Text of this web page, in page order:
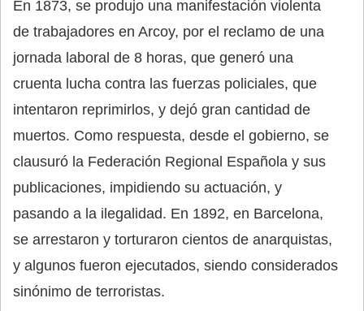
En 1873, se produjo una manifestación violenta
de trabajadores en Arcoy, por el reclamo de una
jornada laboral de 8 horas, que generó una
cruenta lucha contra las fuerzas policiales, que
intentaron reprimirlos, y dejó gran cantidad de
muertos. Como respuesta, desde el gobierno, se
clausuró la Federación Regional Española y sus
publicaciones, impidiendo su actuación, y
pasando a la ilegalidad. En 1892, en Barcelona,
se arrestaron y torturaron cientos de anarquistas,
y algunos fueron ejecutados, siendo considerados
sinónimo de terroristas.